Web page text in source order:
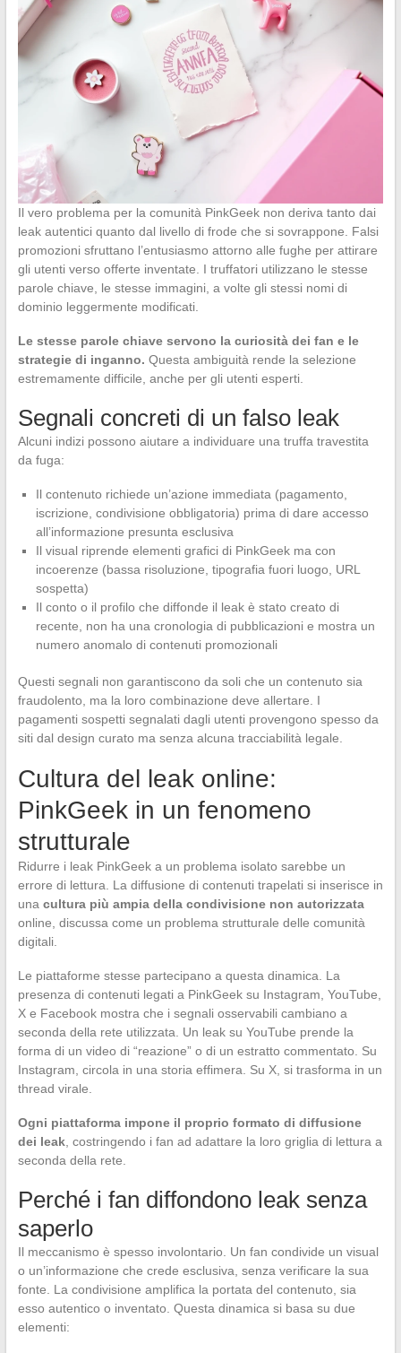
Il vero problema per la comunità PinkGeek non deriva tanto dai
leak autentici quanto dal livello di frode che si sovrappone. Falsi
promozioni sfruttano l’entusiasmo attorno alle fughe per attirare
gli utenti verso offerte inventate. I truffatori utilizzano le stesse
parole chiave, le stesse immagini, a volte gli stessi nomi di
dominio leggermente modificati.
Le stesse parole chiave servono la curiosità dei fan e le
strategie di inganno. Questa ambiguità rende la selezione
estremamente difficile, anche per gli utenti esperti.
Segnali concreti di un falso leak
Alcuni indizi possono aiutare a individuare una truffa travestita
da fuga:
Il contenuto richiede un’azione immediata (pagamento,
iscrizione, condivisione obbligatoria) prima di dare accesso
all’informazione presunta esclusiva
Il visual riprende elementi grafici di PinkGeek ma con
incoerenze (bassa risoluzione, tipografia fuori luogo, URL
sospetta)
Il conto o il profilo che diffonde il leak è stato creato di
recente, non ha una cronologia di pubblicazioni e mostra un
numero anomalo di contenuti promozionali
Questi segnali non garantiscono da soli che un contenuto sia
fraudolento, ma la loro combinazione deve allertare. I
pagamenti sospetti segnalati dagli utenti provengono spesso da
siti dal design curato ma senza alcuna tracciabilità legale.
Cultura del leak online:
PinkGeek in un fenomeno
strutturale
Ridurre i leak PinkGeek a un problema isolato sarebbe un
errore di lettura. La diffusione di contenuti trapelati si inserisce in
una cultura più ampia della condivisione non autorizzata
online, discussa come un problema strutturale delle comunità
digitali.
Le piattaforme stesse partecipano a questa dinamica. La
presenza di contenuti legati a PinkGeek su Instagram, YouTube,
X e Facebook mostra che i segnali osservabili cambiano a
seconda della rete utilizzata. Un leak su YouTube prende la
forma di un video di “reazione” o di un estratto commentato. Su
Instagram, circola in una storia effimera. Su X, si trasforma in un
thread virale.
Ogni piattaforma impone il proprio formato di diffusione
dei leak, costringendo i fan ad adattare la loro griglia di lettura a
seconda della rete.
Perché i fan diffondono leak senza
saperlo
Il meccanismo è spesso involontario. Un fan condivide un visual
o un’informazione che crede esclusiva, senza verificare la sua
fonte. La condivisione amplifica la portata del contenuto, sia
esso autentico o inventato. Questa dinamica si basa su due
elementi: